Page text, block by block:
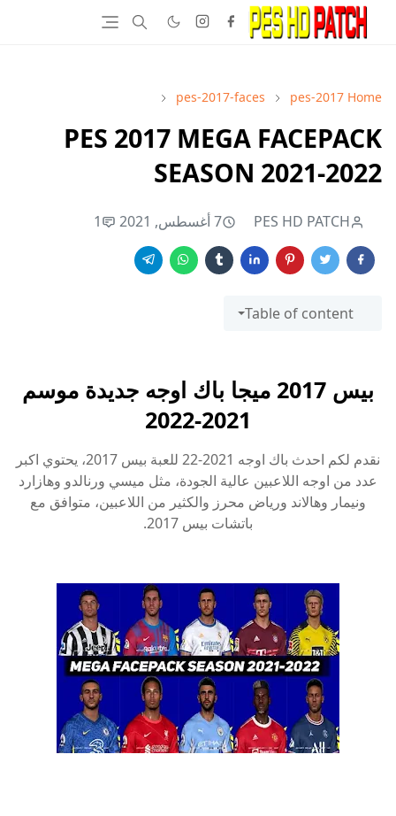
Home
pes-2017
pes-2017-faces
PES 2017 MEGA FACEPACK
SEASON 2021-2022
PES HD PATCH 7 أغسطس, 2021 1
Table of content
بيس 2017 ميجا باك اوجه جديدة موسم
2021-2022
نقدم لكم احدث باك اوجه 2021-22 للعبة بيس 2017، يحتوي اكبر
عدد من اوجه اللاعبين عالية الجودة، مثل ميسي ورنالدو وهازارد
ونيمار وهالاند ورياض محرز والكثير من اللاعبين، متوافق مع
باتشات بيس 2017.